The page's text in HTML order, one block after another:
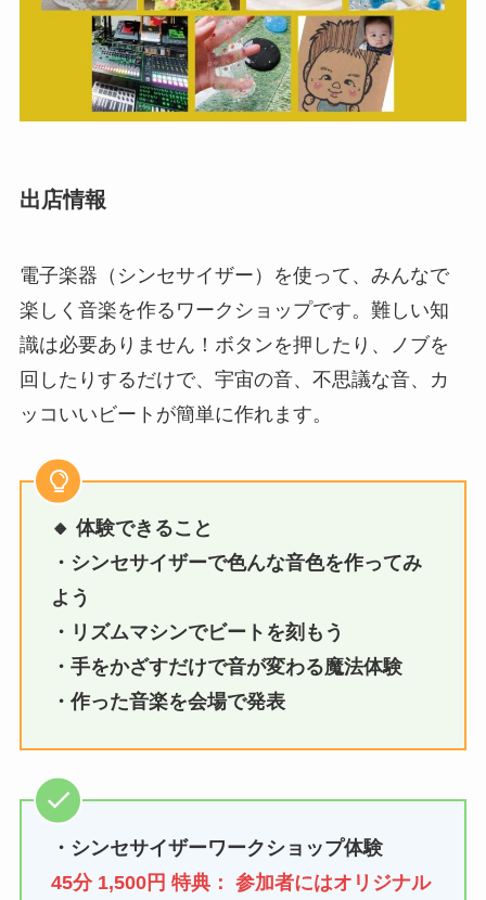
出店情報
電子楽器（シンセサイザー）を使って、みんなで
楽しく音楽を作るワークショップです。難しい知
識は必要ありません！ボタンを押したり、ノブを
回したりするだけで、宇宙の音、不思議な音、カ
ッコいいビートが簡単に作れます。
🔸 体験できること
・シンセサイザーで色んな音色を作ってみ
よう
・リズムマシンでビートを刻もう
・手をかざすだけで音が変わる魔法体験
・作った音楽を会場で発表
・シンセサイザーワークショップ体験
45分 1,500円 特典： 参加者にはオリジナル